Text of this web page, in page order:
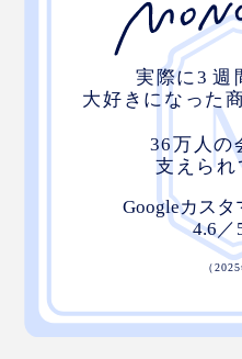
家のなかでも出し入
（Surface Pro）の電源ア
ルペン、付箋が気持ちよ
商品のキャッチコピーを
つけたい時、すばやくボ
クアクセス・ポケット」も